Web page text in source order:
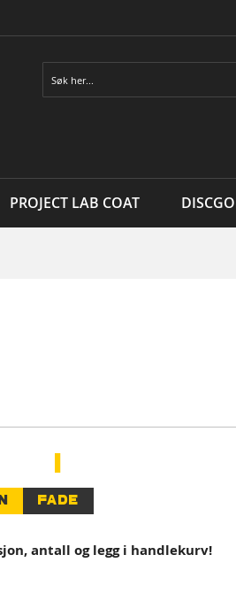
Søk
PROJECT LAB COAT
1
FADE
antall og legg i handlekurv!